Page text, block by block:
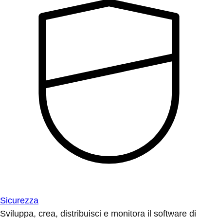
Sicurezza
Sviluppa, crea, distribuisci e monitora il software di